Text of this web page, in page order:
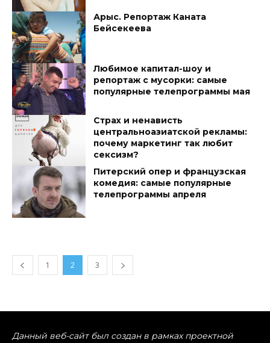
Арыс. Репортаж Каната
Бейсекеева
Любимое капитал-шоу и
репортаж с мусорки: самые
популярные телепрограммы мая
Страх и ненависть
центральноазиатской рекламы:
почему маркетинг так любит
сексизм?
Питерский опер и французская
комедия: самые популярные
телепрограммы апреля
1 2 3
Данный веб-сайт был создан в рамках проектной